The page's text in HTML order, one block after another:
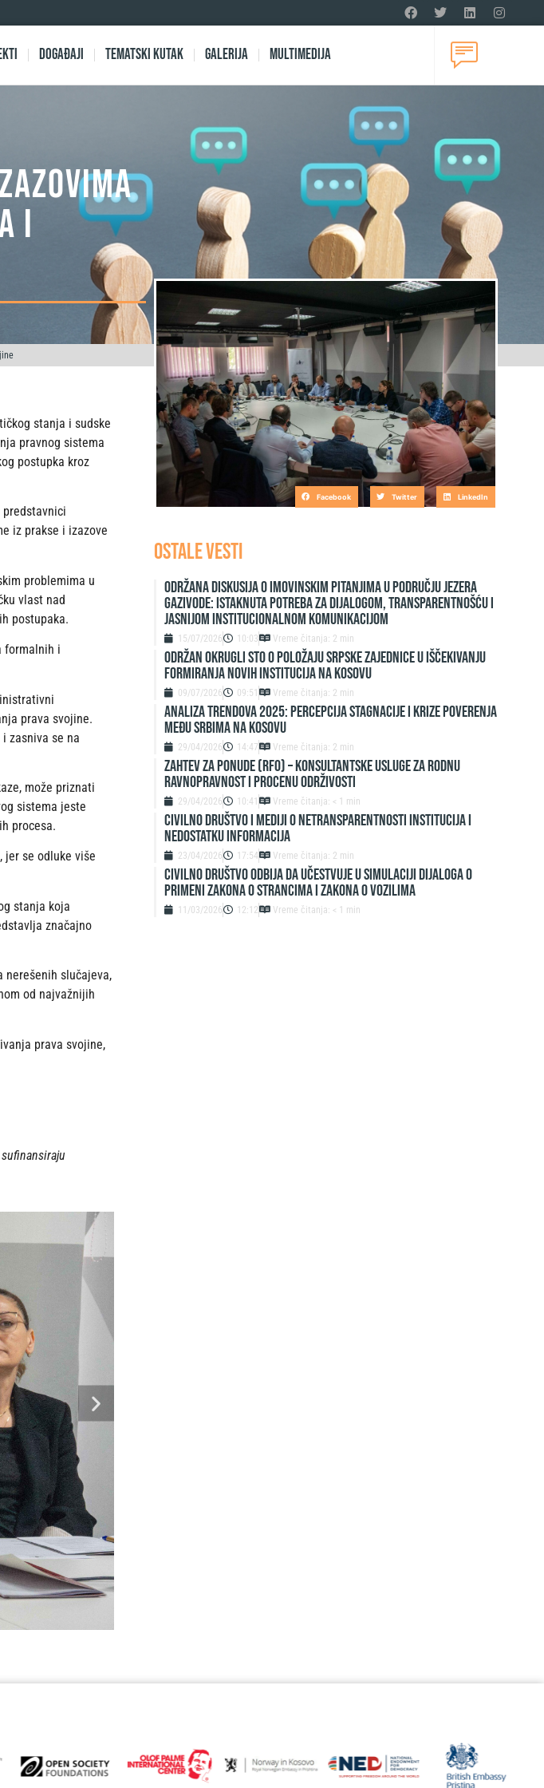
Događaji Tematski kutak Galerija Multimedija
i
stanja i sudske
pravnog sistema
postupka kroz
iz prakse i izazove
problemima u
vlast nad
postupaka.
formalnih i
prava svojine.
zasniva se na
može priznati
sistema jeste
procesa.
jer se odluke više
stanja koja
značajno
nerešenih slučajeva,
od najvažnijih
prava svojine,
Facebook Twitter LinkedIn
OSTALE VESTI
Održana diskusija o imovinskim pitanjima u području jezera
Gazivode: Istaknuta potreba za dijalogom, transparentnošću i
jasnijom institucionalnom komunikacijom
15/07/2026 10:03 Vreme čitanja: 2 min
ODRŽAN OKRUGLI STO O POLOŽAJU SRPSKE ZAJEDNICE U IŠČEKIVANJU
FORMIRANJA NOVIH INSTITUCIJA NA KOSOVU
09/07/2026 09:51 Vreme čitanja: 2 min
ANALIZA TRENDOVA 2025: PERCEPCIJA STAGNACIJE I KRIZE POVERENJA
MEĐU SRBIMA NA KOSOVU
29/04/2026 14:47 Vreme čitanja: 2 min
ZAHTEV ZA PONUDE (RFO) – Konsultantske usluge za rodnu
ravnopravnost i procenu održivosti
29/04/2026 10:41 Vreme čitanja: < 1 min
Civilno društvo i mediji o netransparentnosti institucija i
nedostatku informacija
23/04/2026 17:54 Vreme čitanja: 2 min
Civilno društvo odbija da učestvuje u simulaciji dijaloga o
primeni Zakona o strancima i Zakona o vozilima
11/03/2026 12:12 Vreme čitanja: < 1 min